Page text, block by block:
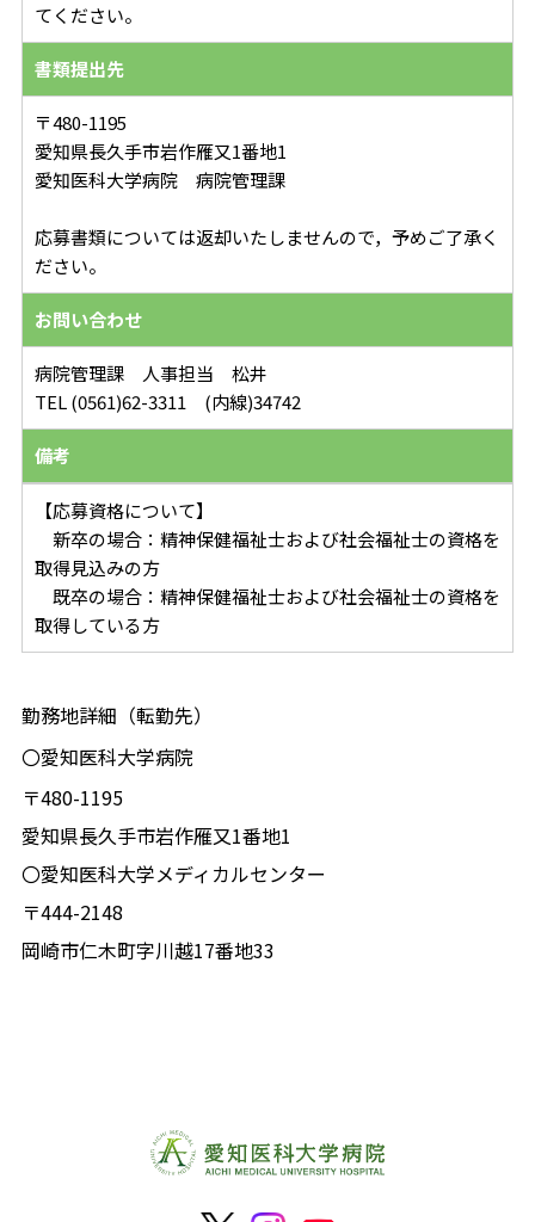
てください。
書類提出先
〒480-1195
愛知県長久手市岩作雁又1番地1
愛知医科大学病院 病院管理課
応募書類については返却いたしませんので，予めご了承く
ださい。
お問い合わせ
病院管理課 人事担当 松井
TEL (0561)62-3311 (内線)34742
備考
【応募資格について】
新卒の場合：精神保健福祉士および社会福祉士の資格を
取得見込みの方
既卒の場合：精神保健福祉士および社会福祉士の資格を
取得している方
勤務地詳細（転勤先）
〇愛知医科大学病院
〒480-1195
愛知県長久手市岩作雁又1番地1
〇愛知医科大学メディカルセンター
〒444-2148
岡崎市仁木町字川越17番地33